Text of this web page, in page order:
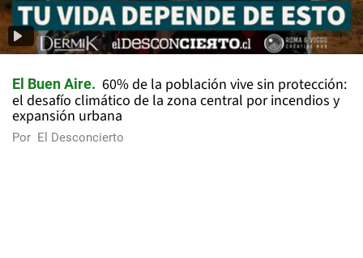
El Buen Aire
60% de la población vive sin protección:
el desafío climático de la zona central por incendios y
expansión urbana
Por El Desconcierto